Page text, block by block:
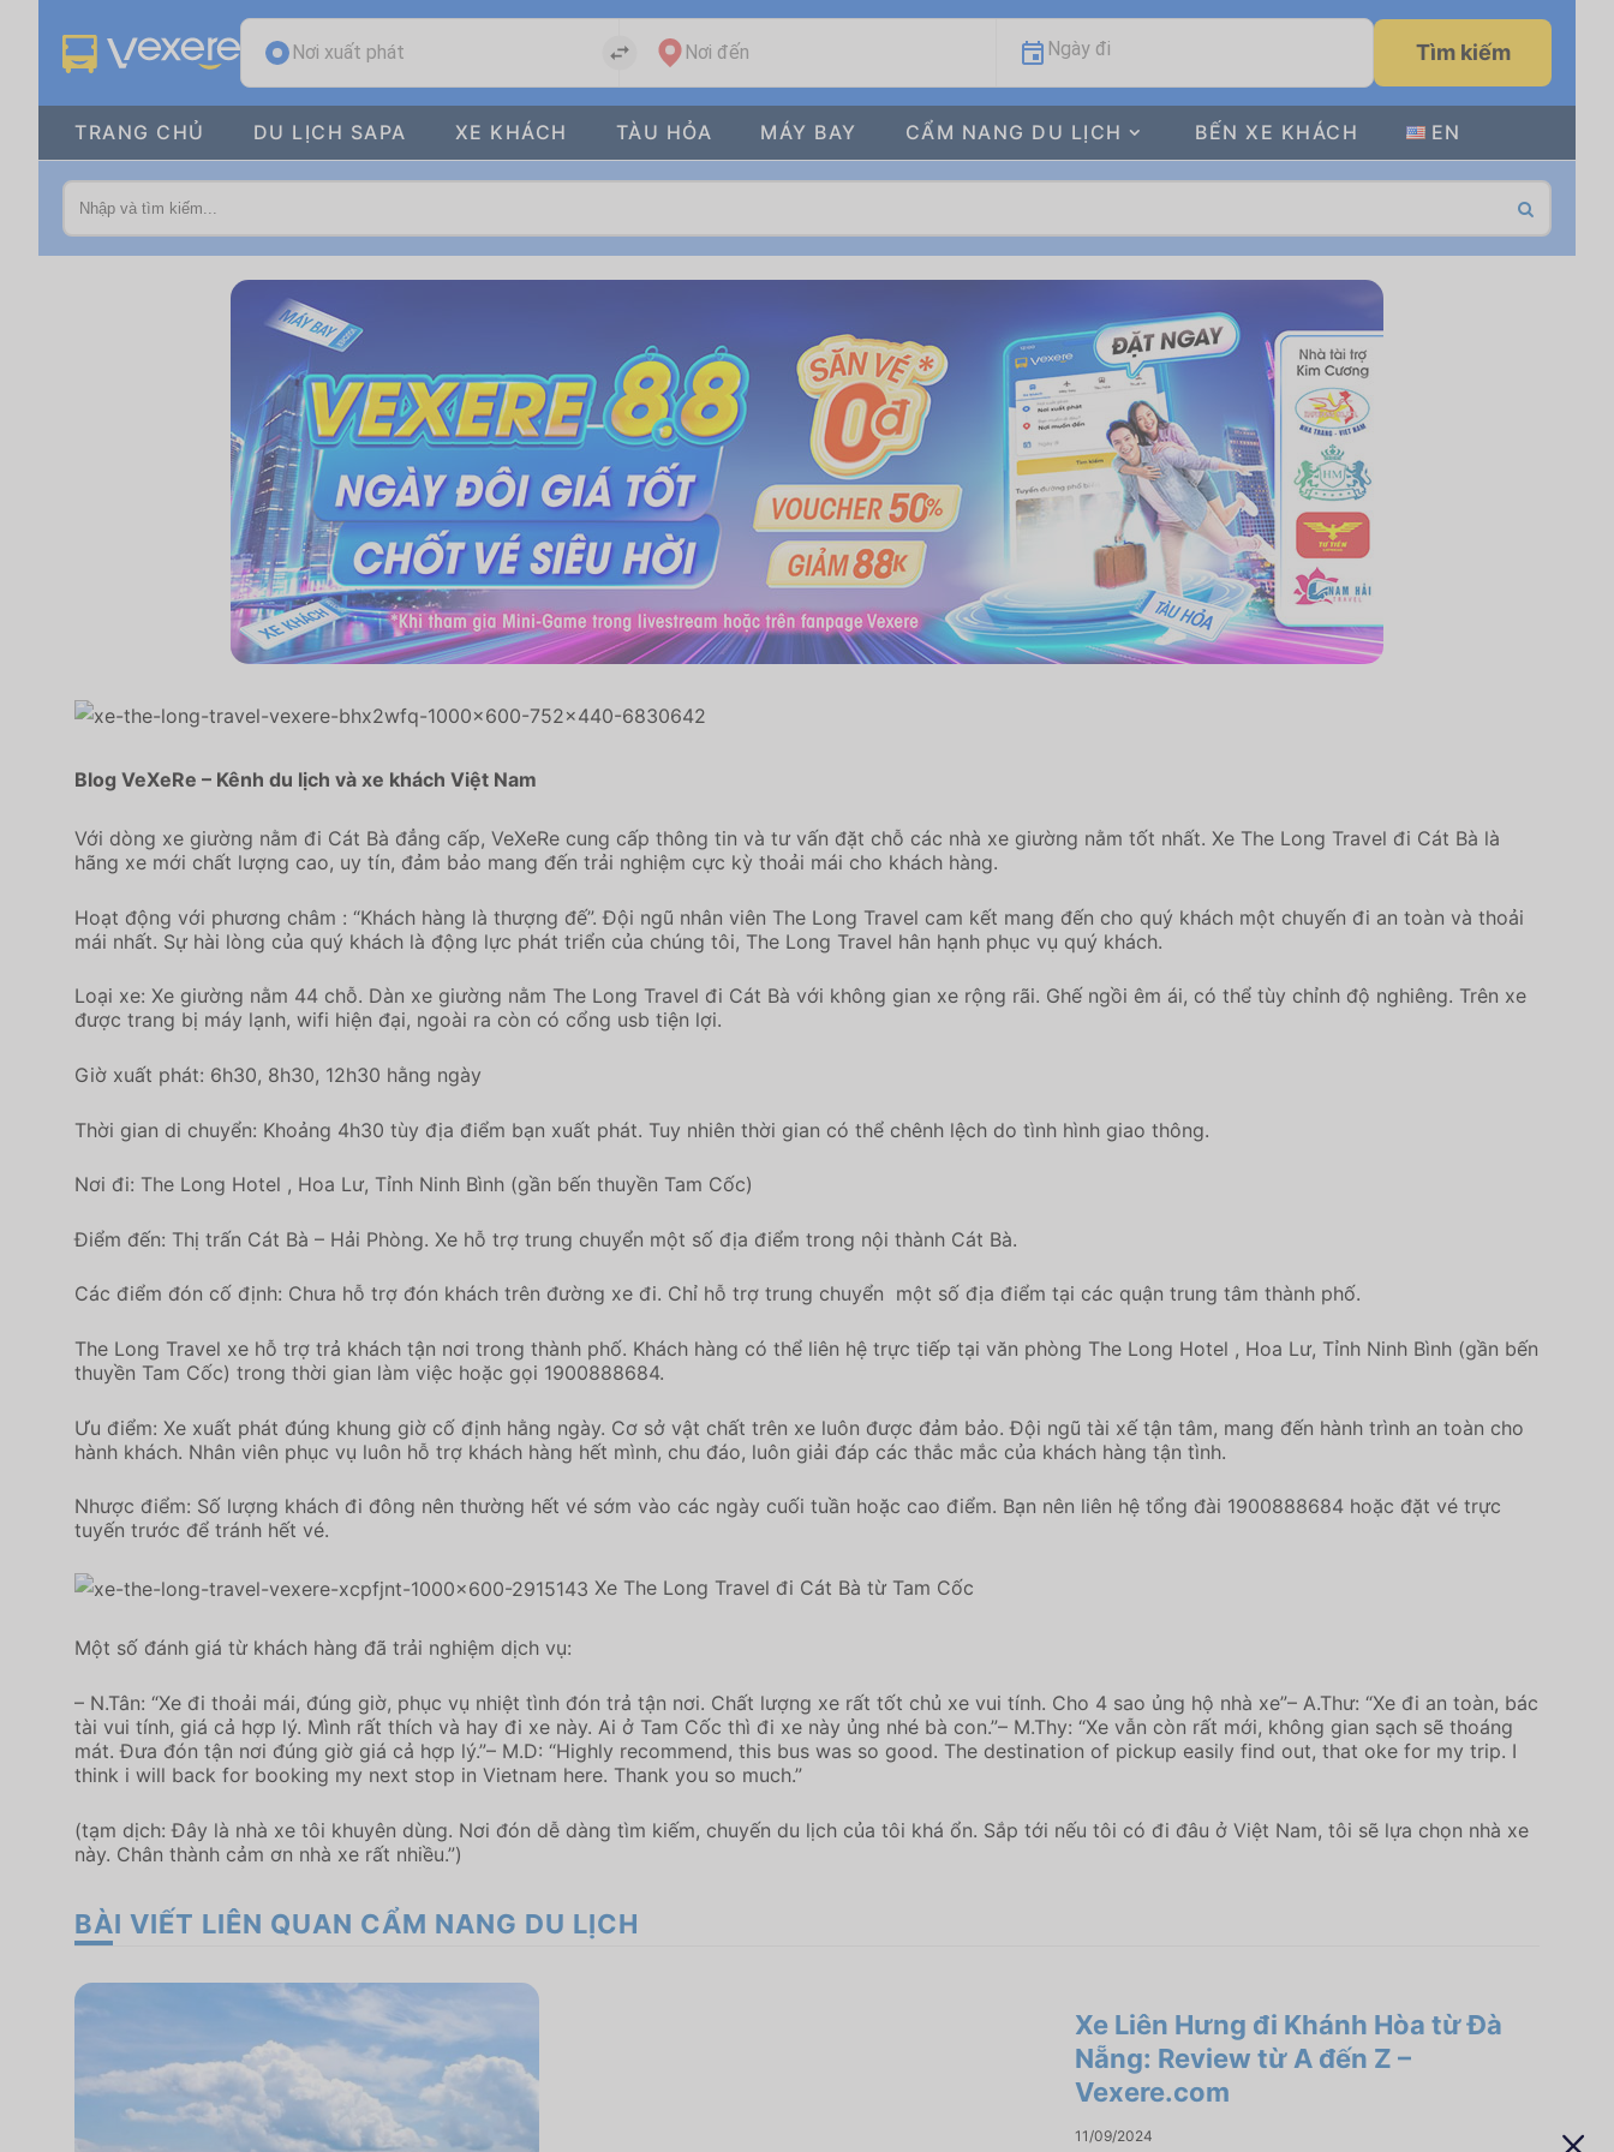
Nơi xuất phát Nơi đến Ngày đi Tìm kiếm
TRANG CHỦ DU LỊCH SAPA XE KHÁCH TÀU HỎA MÁY BAY CẨM NANG DU LỊCH BẾN XE KHÁCH EN
Blog VeXeRe – Kênh du lịch và xe khách Việt Nam
Với dòng xe giường nằm đi Cát Bà đẳng cấp, VeXeRe cung cấp thông tin và tư vấn đặt chỗ các nhà xe giường nằm tốt nhất. Xe The Long Travel đi Cát Bà là
hãng xe mới chất lượng cao, uy tín, đảm bảo mang đến trải nghiệm cực kỳ thoải mái cho khách hàng.
Hoạt động với phương châm : “Khách hàng là thượng đế”. Đội ngũ nhân viên The Long Travel cam kết mang đến cho quý khách một chuyến đi an toàn và thoải
mái nhất. Sự hài lòng của quý khách là động lực phát triển của chúng tôi, The Long Travel hân hạnh phục vụ quý khách.
Loại xe: Xe giường nằm 44 chỗ. Dàn xe giường nằm The Long Travel đi Cát Bà với không gian xe rộng rãi. Ghế ngồi êm ái, có thể tùy chỉnh độ nghiêng. Trên xe
được trang bị máy lạnh, wifi hiện đại, ngoài ra còn có cổng usb tiện lợi.
Giờ xuất phát: 6h30, 8h30, 12h30 hằng ngày
Thời gian di chuyển: Khoảng 4h30 tùy địa điểm bạn xuất phát. Tuy nhiên thời gian có thể chênh lệch do tình hình giao thông.
Nơi đi: The Long Hotel , Hoa Lư, Tỉnh Ninh Bình (gần bến thuyền Tam Cốc)
Điểm đến: Thị trấn Cát Bà – Hải Phòng. Xe hỗ trợ trung chuyển một số địa điểm trong nội thành Cát Bà.
Các điểm đón cố định: Chưa hỗ trợ đón khách trên đường xe đi. Chỉ hỗ trợ trung chuyển một số địa điểm tại các quận trung tâm thành phố.
The Long Travel xe hỗ trợ trả khách tận nơi trong thành phố. Khách hàng có thể liên hệ trực tiếp tại văn phòng The Long Hotel , Hoa Lư, Tỉnh Ninh Bình (gần bến
thuyền Tam Cốc) trong thời gian làm việc hoặc gọi 1900888684.
Ưu điểm: Xe xuất phát đúng khung giờ cố định hằng ngày. Cơ sở vật chất trên xe luôn được đảm bảo. Đội ngũ tài xế tận tâm, mang đến hành trình an toàn cho
hành khách. Nhân viên phục vụ luôn hỗ trợ khách hàng hết mình, chu đáo, luôn giải đáp các thắc mắc của khách hàng tận tình.
Nhược điểm: Số lượng khách đi đông nên thường hết vé sớm vào các ngày cuối tuần hoặc cao điểm. Bạn nên liên hệ tổng đài 1900888684 hoặc đặt vé trực
tuyến trước để tránh hết vé.
Xe The Long Travel đi Cát Bà từ Tam Cốc
Một số đánh giá từ khách hàng đã trải nghiệm dịch vụ:
– N.Tân: “Xe đi thoải mái, đúng giờ, phục vụ nhiệt tình đón trả tận nơi. Chất lượng xe rất tốt chủ xe vui tính. Cho 4 sao ủng hộ nhà xe”– A.Thư: “Xe đi an toàn, bác
tài vui tính, giá cả hợp lý. Mình rất thích và hay đi xe này. Ai ở Tam Cốc thì đi xe này ủng nhé bà con.”– M.Thy: “Xe vẫn còn rất mới, không gian sạch sẽ thoáng
mát. Đưa đón tận nơi đúng giờ giá cả hợp lý.”– M.D: “Highly recommend, this bus was so good. The destination of pickup easily find out, that oke for my trip. I
think i will back for booking my next stop in Vietnam here. Thank you so much.”
(tạm dịch: Đây là nhà xe tôi khuyên dùng. Nơi đón dễ dàng tìm kiếm, chuyến du lịch của tôi khá ổn. Sắp tới nếu tôi có đi đâu ở Việt Nam, tôi sẽ lựa chọn nhà xe
này. Chân thành cảm ơn nhà xe rất nhiều.”)
BÀI VIẾT LIÊN QUAN CẨM NANG DU LỊCH
Xe Liên Hưng đi Khánh Hòa từ Đà
Nẵng: Review từ A đến Z –
Vexere.com
11/09/2024